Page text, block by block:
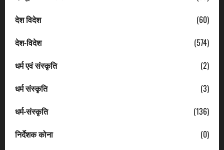
देश विदेश
(60)
देश-विदेश
(574)
धर्म एवं संस्कृति
(2)
धर्म संस्कृति
(3)
धर्म-संस्कृति
(136)
निर्देशक कोना
(0)